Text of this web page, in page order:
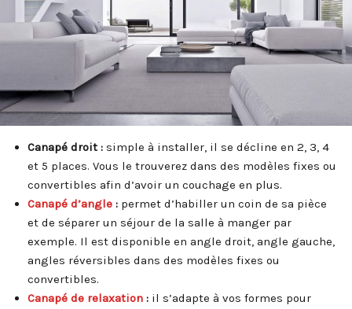
Canapé droit : simple à installer, il se décline en 2, 3, 4
et 5 places. Vous le trouverez dans des modèles fixes ou
convertibles afin d’avoir un couchage en plus.
Canapé d’angle : permet d’habiller un coin de sa pièce
et de séparer un séjour de la salle à manger par
exemple. Il est disponible en angle droit, angle gauche,
angles réversibles dans des modèles fixes ou
convertibles.
Canapé de relaxation : il s’adapte à vos formes pour